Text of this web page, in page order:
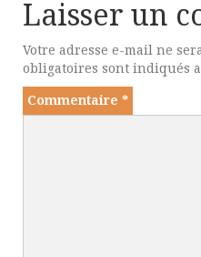
Laisser un
Votre adresse e-mail ne
obligatoires sont indiqués
Commentaire *